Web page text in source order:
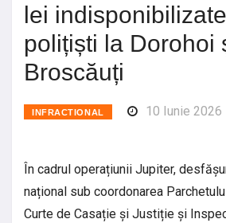
lei
polițiști la Dorohoi
Broscăuți
INFRACTIONAL 10 Iunie 2026
În cadrul operațiunii Jupiter,
național sub coordonarea
Curte de Casație și Justiție și